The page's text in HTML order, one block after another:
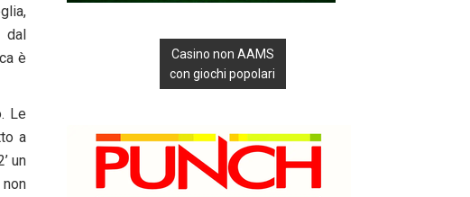
dal
è
Le
a
un
Casino non AAMS
con giochi popolari